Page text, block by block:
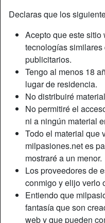
Declaras que los
Acepto que este
tecnologías
publicitarios.
Tengo al menos 18
lugar de residencia.
No distribuiré
No permitiré el
ni a ningún material
Todo el material que
milpasiones.net es
mostraré a un menor.
Los proveedores de
conmigo y elijo verlo
Entiendo que
fantasía que son
web y que pueden